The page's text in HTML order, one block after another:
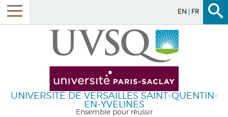
EN FR
UNIVERSITÉ DE VERSAILLES SAINT-QUENTIN-
EN-YVELINES
Ensemble pour réussir